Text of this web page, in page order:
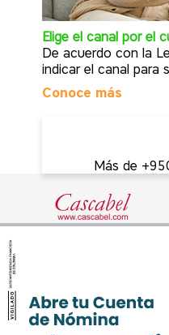
Elige el canal por el
De acuerdo con la
indicar el canal para
Conoce más
Más de